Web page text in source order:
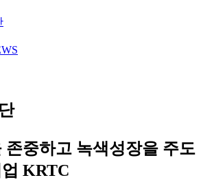
존중하고 녹색성장을 주도
KRTC